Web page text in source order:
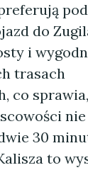
do
i
trasach
co
30
to